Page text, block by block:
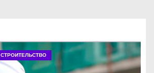
СТРОИТЕЛЬСТВО